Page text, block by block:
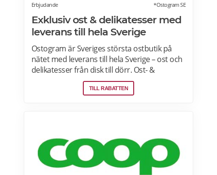
Erbjudande *Ostogram SE
Exklusiv ost & delikatesser med
leverans till hela Sverige
Ostogram är Sveriges största ostbutik på
nätet med leverans till hela Sverige – ost och
delikatesser från disk till dörr. Ost- &
charkprodukter. Färdiga presentlådor.
Ostbrickor. Ostogram skickar alla paket med
TILL RABATTEN